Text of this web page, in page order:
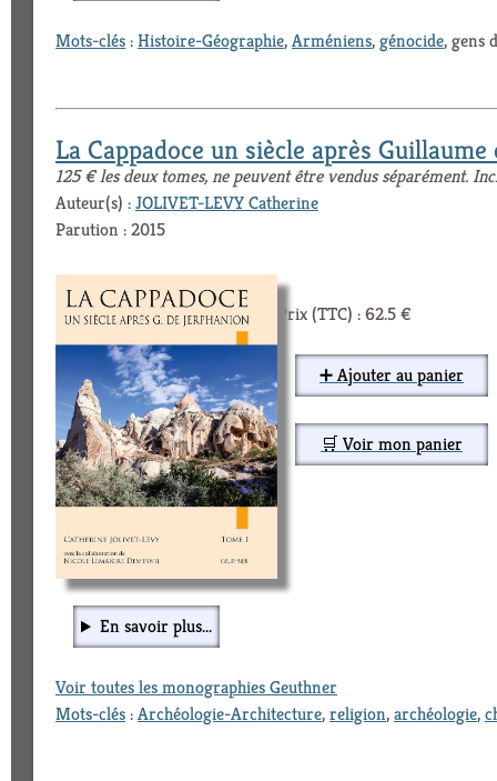
Mots-clés:Histoire-Géographie,Arméniens,génocide, gens
La Cappadoce un siècle après
125 € les deux tomes, ne peuvent être vendus séparément.
Auteur(s) :JOLIVET-LEVY Catherine
Parution : 2015
Prix (TTC) : 62.5 €
➕ Ajouter au panier
🛒 Voir mon panier
En savoir plus...
Voir toutes les monographies Geuthner
Mots-clés:Archéologie-Architecture,religion,archéologie,